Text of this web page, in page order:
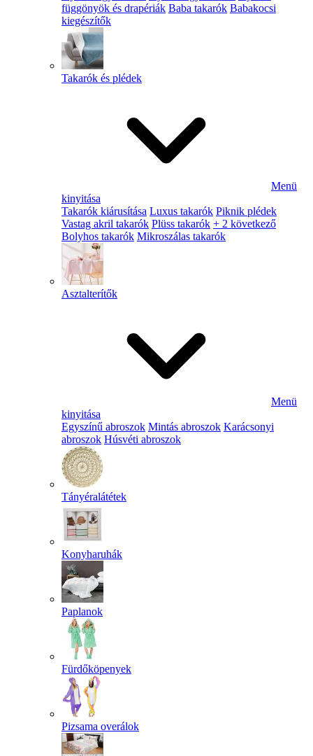
függönyök és drapériák Baba takarók Babakocsi
kiegészítők
Takarók és plédek
Menü
kinyitása
Takarók kiárusítása Luxus takarók Piknik plédek
Vastag akril takarók Plüss takarók + 2 következő
Bolyhos takarók Mikroszálas takarók
Asztalterítők
Menü
kinyitása
Egyszínű abroszok Mintás abroszok Karácsonyi
abroszok Húsvéti abroszok
Tányéralátétek
Konyharuhák
Paplanok
Fürdőköpenyek
Pizsama overálok